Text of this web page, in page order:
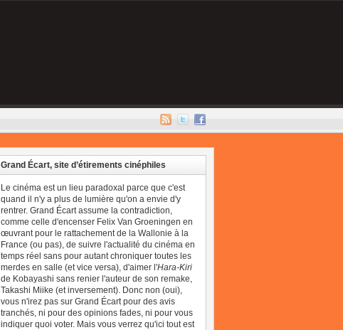
Grand Écart, site d’étirements cinéphiles
Le cinéma est un lieu paradoxal parce que c'est
quand il n'y a plus de lumière qu'on a envie d'y
rentrer. Grand Écart assume la contradiction,
comme celle d'encenser Felix Van Groeningen en
œuvrant pour le rattachement de la Wallonie à la
France (ou pas), de suivre l'actualité du cinéma en
temps réel sans pour autant chroniquer toutes les
merdes en salle (et vice versa), d'aimer l'Hara-Kiri
de Kobayashi sans renier l'auteur de son remake,
Takashi Miike (et inversement). Donc non (oui),
vous n'irez pas sur Grand Écart pour des avis
tranchés, ni pour des opinions fades, ni pour vous
indiquer quoi voter. Mais vous verrez qu'ici tout est